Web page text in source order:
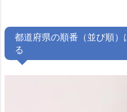
都道府県の順番（並び順）
る